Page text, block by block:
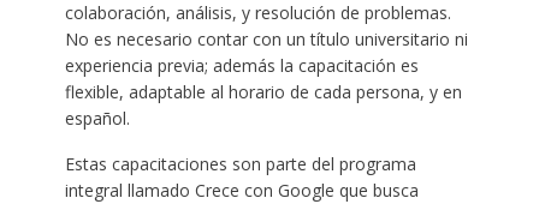
colaboración, análisis, y resolución de problemas.
No es necesario contar con un título universitario ni
experiencia previa; además la capacitación es
flexible, adaptable al horario de cada persona, y en
español.
Estas capacitaciones son parte del programa
integral llamado Crece con Google que busca